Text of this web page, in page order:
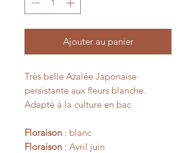
Ajouter au panier
Très belle Azalée Japonaise
persistante aux fleurs blanche.
Adapté à la culture en bac
Floraison : blanc
Floraison : Avril juin